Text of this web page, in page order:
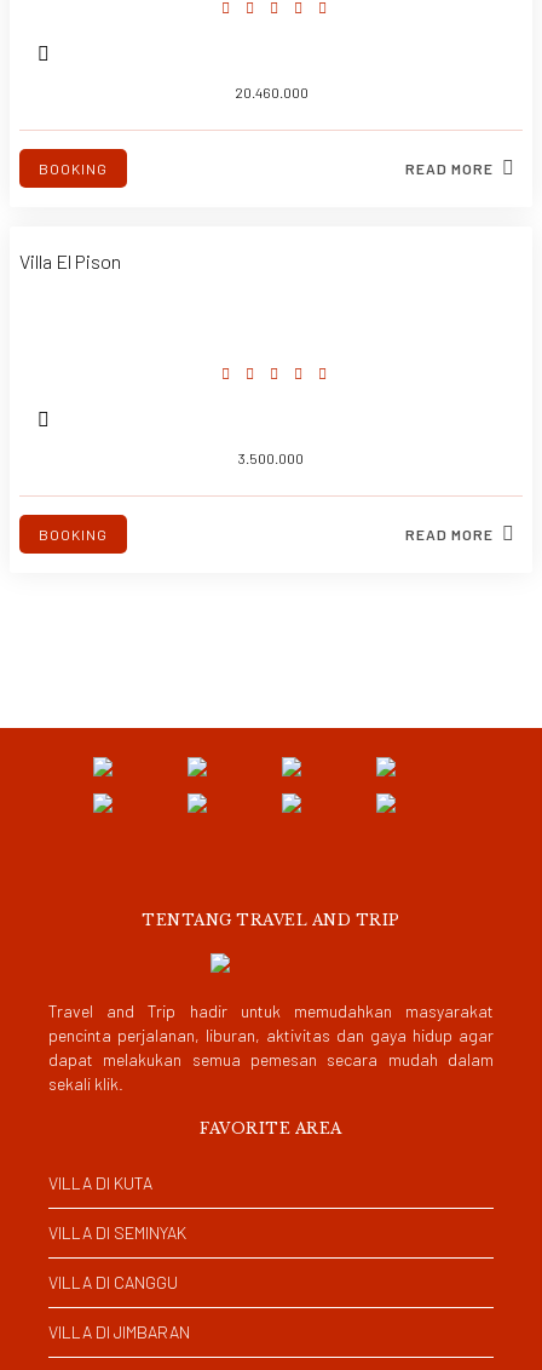
20.460.000
BOOKING READ MORE
Villa El Pison
3.500.000
BOOKING READ MORE
TENTANG TRAVEL AND TRIP
Travel and Trip hadir untuk memudahkan masyarakat
pencinta perjalanan, liburan, aktivitas dan gaya hidup agar
dapat melakukan semua pemesan secara mudah dalam
sekali klik.
FAVORITE AREA
VILLA DI KUTA
VILLA DI SEMINYAK
VILLA DI CANGGU
VILLA DI JIMBARAN